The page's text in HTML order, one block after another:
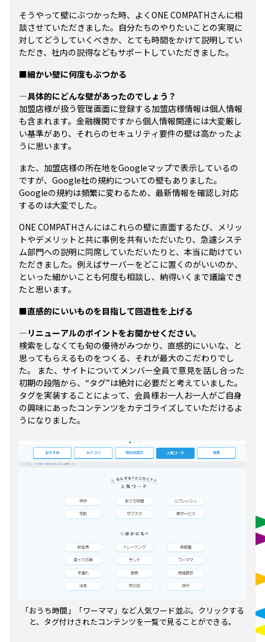
そうやって壁にぶつかった時、よくONE COMPATHさんに相
談させていただきました。自分たちのやりたいことの実現に
対してどうしていくべきか、とても時間をかけて説明してい
ただき、社内の説得などもサポートしていただきました。
■細かい壁に何度もぶつかる
―具体的にどんな壁があったのでしょう？
加盟店様が扱う管理画面に登録する加盟店様情報は個人情報
も含まれます。金融機関ですから個人情報関連には大変厳し
い基準があり、それらのセキュリティ要件の壁は高かったよ
うに思います。
また、加盟店様の所在地をGoogleマップで表示しているの
ですが、Google社の規約についての壁もありました。
Googleの規約は頻繁に変わるため、最新情報を確認し対応
するのは大変でした。
ONE COMPATHさんにはこれらの壁に直面するたび、メリッ
トやデメリットと共に事例を共有いただいたり、急遽システ
ム部門への説明に同席していただいたりと、本当に助けてい
ただきました。例えばサーバーをどこに置くのがいいのか、
といった細かいことも何度も相談し、納得いくまで議論でき
たと思います。
■直感的にいいものを目指して回遊性を上げる
―リニューアルのポイントをお聞かせください。
検索をしなくても旬の優待がみつかり、直感的にいいな、と
思ってもらえるものをつくる、それが最大のこだわりでし
た。 また、サイトについてメンバー全員で意見を話し合った
初期の段階から、“タグ”は絶対に必要だと考えていました。
タグを実装することによって、会員様お一人お一人がご自身
の興味にあったコンテンツをカテゴライズしていただけるよ
うになりました。
「おうち時間」「ワーママ」など人気ワード並ぶ。クリックする
と、タグ付けされたコンテンツを一覧で見ることができる。